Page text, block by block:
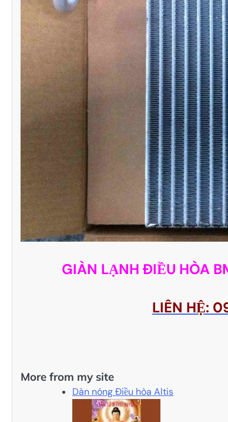
GIÀN LẠNH ĐIỀU HÒA
LIÊN HỆ:
More from my site
Dàn nóng Điều hòa Altis